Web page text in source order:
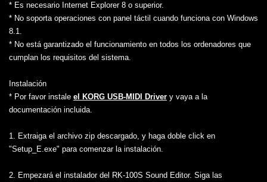
* Es necesario Internet Explorer 8 o superior.
* No soporta operaciones con panel táctil cuando funciona con Windows
8.1.
* No está garantizado el funcionamiento en todos los ordenadores que
cumplan los requisitos del sistema.
Instalación
* Por favor instale el KORG USB-MIDI Driver y vaya a la
documentación incluida.
1. Extraiga el archivo zip descargado, y haga doble click en
"Setup_E.exe" para comenzar la instalación.
2. Empezará el instalador del RK-100S Sound Editor. Siga las